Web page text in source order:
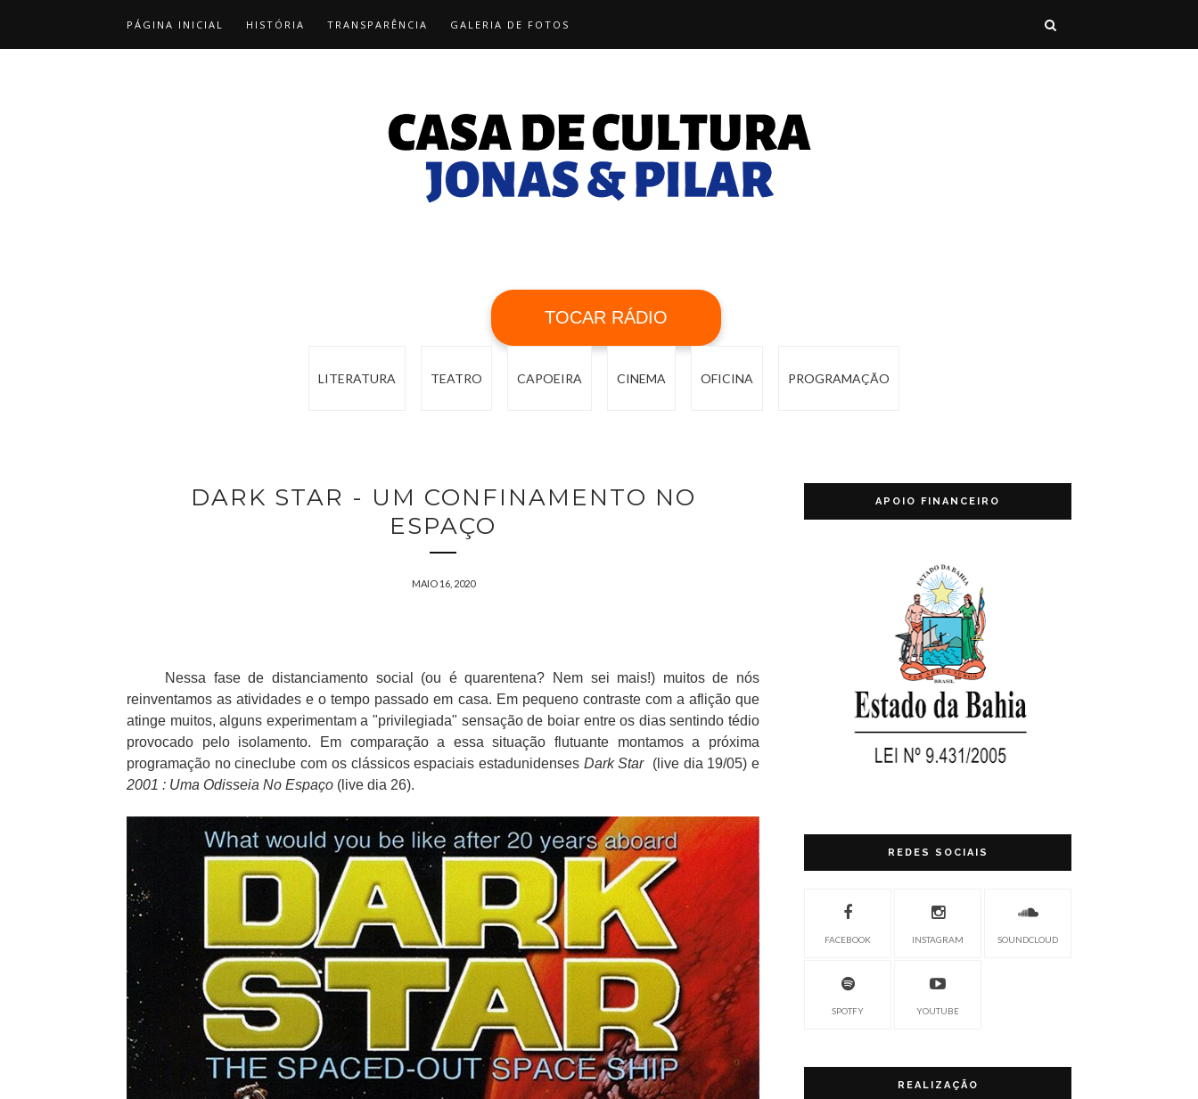
PÁGINA INICIAL HISTÓRIA TRANSPARÊNCIA GALERIA DE FOTOS
TOCAR RÁDIO
LITERATURA TEATRO CAPOEIRA CINEMA OFICINA PROGRAMAÇÃO
DARK STAR - UM CONFINAMENTO NO
ESPAÇO
MAIO 16, 2020
Nessa fase de distanciamento social (ou é quarentena? Nem sei mais!) muitos de nós
reinventamos as atividades e o tempo passado em casa. Em pequeno contraste com a aflição que
atinge muitos, alguns experimentam a "privilegiada" sensação de boiar entre os dias sentindo tédio
provocado pelo isolamento. Em comparação a essa situação flutuante montamos a próxima
programação no cineclube com os clássicos espaciais estadunidenses Dark Star(live dia 19/05) e
2001 : Uma Odisseia No Espaço (live dia 26).
APOIO FINANCEIRO
REDES SOCIAIS
FACEBOOK INSTAGRAM SOUNDCLOUD
SPOTFY YOUTUBE
REALIZAÇÃO